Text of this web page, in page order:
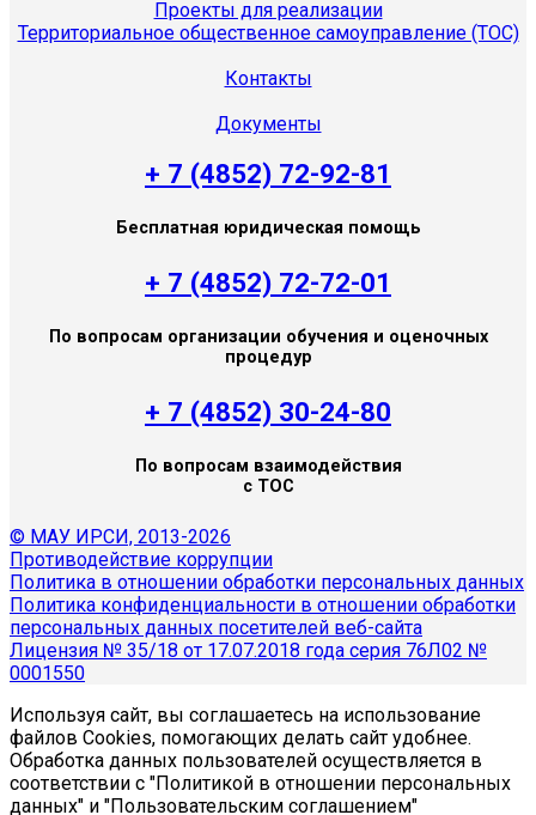
Проекты для реализации
Территориальное общественное самоуправление (ТОС)
Контакты
Документы
+ 7 (4852) 72-92-81
Бесплатная юридическая помощь
+ 7 (4852) 72-72-01
По вопросам организации обучения и оценочных
процедур
+ 7 (4852) 30-24-80
По вопросам взаимодействия
с ТОС
© МАУ ИРСИ, 2013-2026
Противодействие коррупции
Политика в отношении обработки персональных данных
Политика конфиденциальности в отношении обработки
персональных данных посетителей веб-сайта
Лицензия № 35/18 от 17.07.2018 года серия 76Л02 №
0001550
Используя сайт, вы соглашаетесь на использование
файлов Cookies, помогающих делать сайт удобнее.
Обработка данных пользователей осуществляется в
соответствии с "Политикой в отношении персональных
данных" и "Пользовательским соглашением"